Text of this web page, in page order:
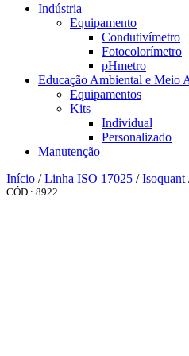
Indústria
Equipamento
Condutivímetro
Fotocolorímetro
pHmetro
Educação Ambiental e Meio
Equipamentos
Kits
Individual
Personalizado
Manutenção
Início /Linha ISO 17025 /Isoquant
CÓD.: 8922